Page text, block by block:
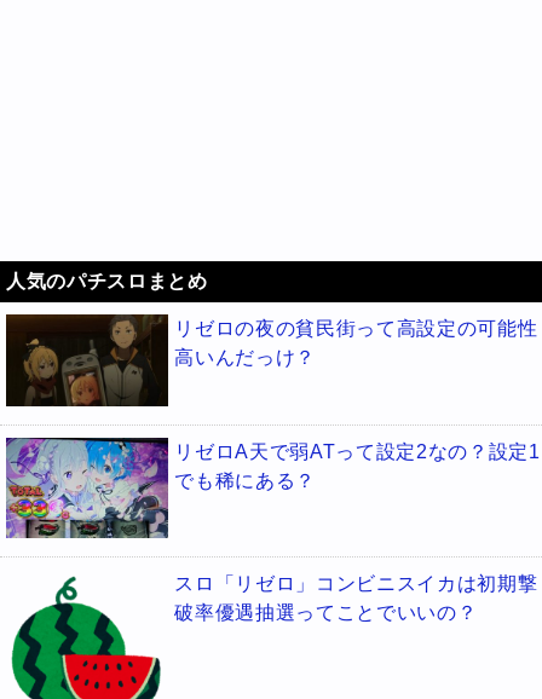
人気のパチスロまとめ
リゼロの夜の貧民街って高設定の可能性
高いんだっけ？
リゼロA天で弱ATって設定2なの？設定1
でも稀にある？
スロ「リゼロ」コンビニスイカは初期撃
破率優遇抽選ってことでいいの？